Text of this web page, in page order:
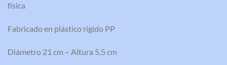
física
Fabricado en plástico rígido PP
Diámetro 21 cm – Altura 5,5 cm